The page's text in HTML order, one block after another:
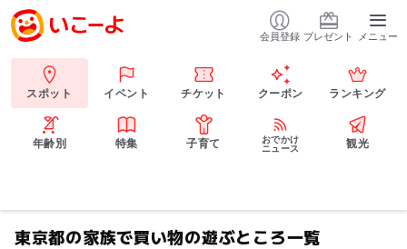
会員登録 プレゼント メニュー
スポット イベント チケット クーポン ランキング
年齢別 特集 子育て
おでかけ
ニュース
観光
東京都の家族で買い物の遊ぶところ一覧